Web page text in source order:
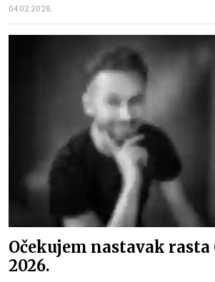
04.02.2026.
Očekujem nastavak rasta
2026.